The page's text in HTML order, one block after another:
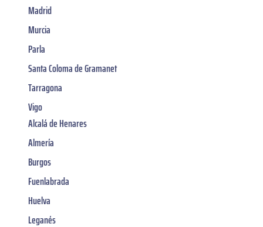
Madrid
Murcia
Parla
Santa Coloma de Gramanet
Tarragona
Vigo
Alcalá de Henares
Almería
Burgos
Fuenlabrada
Huelva
Leganés